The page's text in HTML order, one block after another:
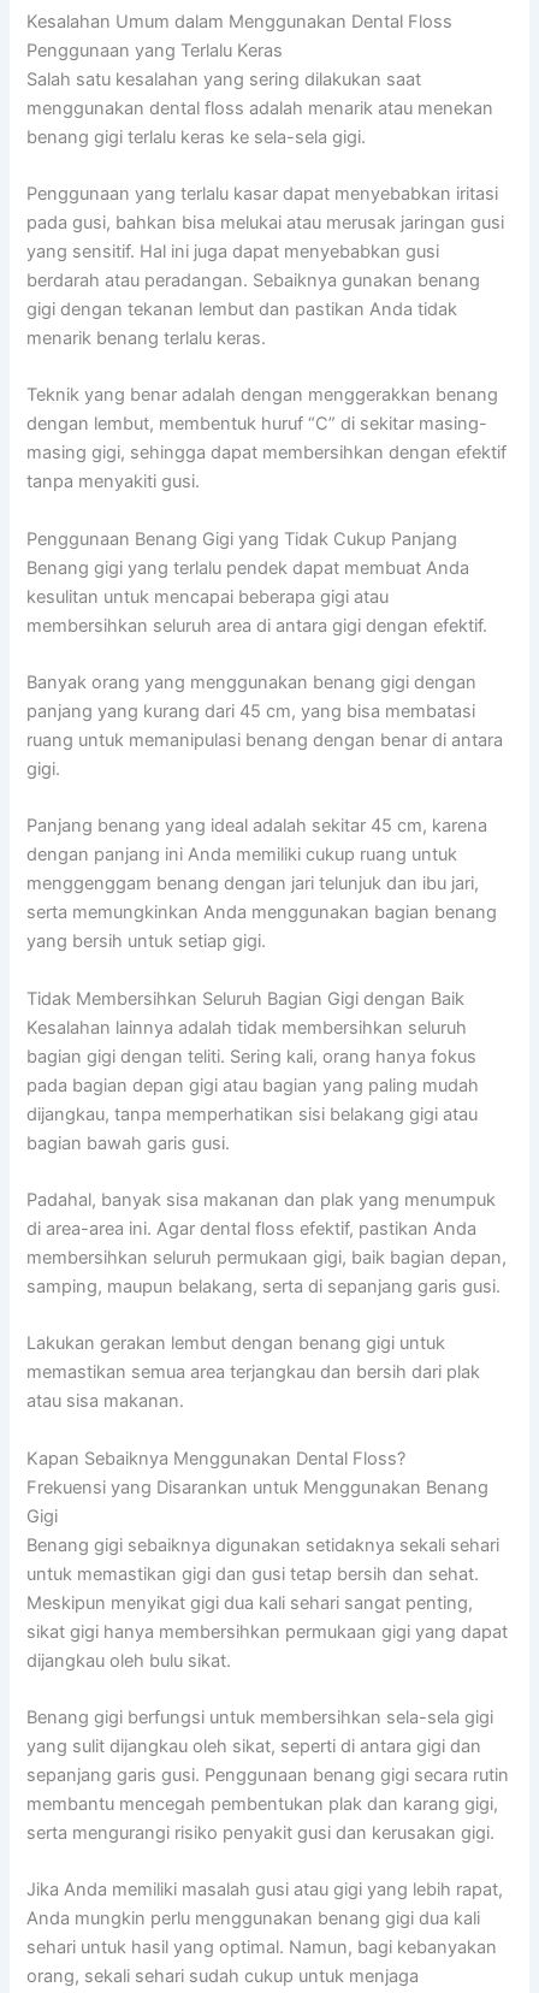
Kesalahan Umum dalam Menggunakan Dental Floss
Penggunaan yang Terlalu Keras
Salah satu kesalahan yang sering dilakukan saat
menggunakan dental floss adalah menarik atau menekan
benang gigi terlalu keras ke sela-sela gigi.
Penggunaan yang terlalu kasar dapat menyebabkan iritasi
pada gusi, bahkan bisa melukai atau merusak jaringan gusi
yang sensitif. Hal ini juga dapat menyebabkan gusi
berdarah atau peradangan. Sebaiknya gunakan benang
gigi dengan tekanan lembut dan pastikan Anda tidak
menarik benang terlalu keras.
Teknik yang benar adalah dengan menggerakkan benang
dengan lembut, membentuk huruf “C” di sekitar masing-
masing gigi, sehingga dapat membersihkan dengan efektif
tanpa menyakiti gusi.
Penggunaan Benang Gigi yang Tidak Cukup Panjang
Benang gigi yang terlalu pendek dapat membuat Anda
kesulitan untuk mencapai beberapa gigi atau
membersihkan seluruh area di antara gigi dengan efektif.
Banyak orang yang menggunakan benang gigi dengan
panjang yang kurang dari 45 cm, yang bisa membatasi
ruang untuk memanipulasi benang dengan benar di antara
gigi.
Panjang benang yang ideal adalah sekitar 45 cm, karena
dengan panjang ini Anda memiliki cukup ruang untuk
menggenggam benang dengan jari telunjuk dan ibu jari,
serta memungkinkan Anda menggunakan bagian benang
yang bersih untuk setiap gigi.
Tidak Membersihkan Seluruh Bagian Gigi dengan Baik
Kesalahan lainnya adalah tidak membersihkan seluruh
bagian gigi dengan teliti. Sering kali, orang hanya fokus
pada bagian depan gigi atau bagian yang paling mudah
dijangkau, tanpa memperhatikan sisi belakang gigi atau
bagian bawah garis gusi.
Padahal, banyak sisa makanan dan plak yang menumpuk
di area-area ini. Agar dental floss efektif, pastikan Anda
membersihkan seluruh permukaan gigi, baik bagian depan,
samping, maupun belakang, serta di sepanjang garis gusi.
Lakukan gerakan lembut dengan benang gigi untuk
memastikan semua area terjangkau dan bersih dari plak
atau sisa makanan.
Kapan Sebaiknya Menggunakan Dental Floss?
Frekuensi yang Disarankan untuk Menggunakan Benang
Gigi
Benang gigi sebaiknya digunakan setidaknya sekali sehari
untuk memastikan gigi dan gusi tetap bersih dan sehat.
Meskipun menyikat gigi dua kali sehari sangat penting,
sikat gigi hanya membersihkan permukaan gigi yang dapat
dijangkau oleh bulu sikat.
Benang gigi berfungsi untuk membersihkan sela-sela gigi
yang sulit dijangkau oleh sikat, seperti di antara gigi dan
sepanjang garis gusi. Penggunaan benang gigi secara rutin
membantu mencegah pembentukan plak dan karang gigi,
serta mengurangi risiko penyakit gusi dan kerusakan gigi.
Jika Anda memiliki masalah gusi atau gigi yang lebih rapat,
Anda mungkin perlu menggunakan benang gigi dua kali
sehari untuk hasil yang optimal. Namun, bagi kebanyakan
orang, sekali sehari sudah cukup untuk menjaga